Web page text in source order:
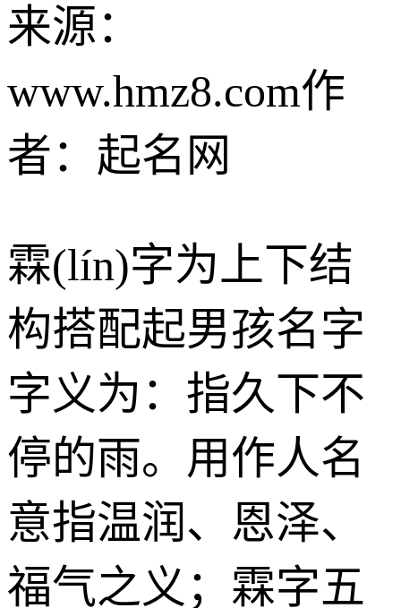
来源：
www.hmz8.com作
者：起名网
霖(lín)字为上下结
构搭配起男孩名字
字义为：指久下不
停的雨。用作人名
意指温润、恩泽、
福气之义；霖字五